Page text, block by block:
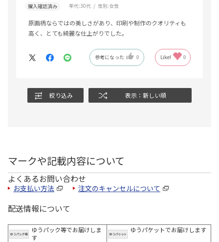
購入確認済み 年代:30代 性別:女性
原画柄ならではの美しさがあり、印刷や制作のクオリティも
高く、とても綺麗な仕上がりでした。
参考になった 0 Like! 0
絞り込み 表示：新しい順
マークや記載内容について
よくあるお問い合わせ
お支払い方法 注文のキャンセルについて
配送情報について
ゆうパック等でお届けしま
す
ゆうパケットでお届けします